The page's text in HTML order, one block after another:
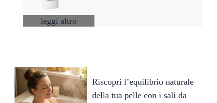
leggi altro
Riscopri l’equilibrio naturale
della tua pelle con i sali da